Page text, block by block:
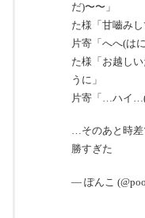
だ)〜〜」
た様「甘嚙みし
片寄「へへ(は
た様「お越し
うに」
片寄「…ハイ…(
…そのあと時差
勝すぎた
— ぽんこ